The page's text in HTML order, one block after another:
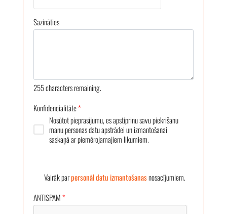
Sazināties
255characters remaining.
Konfidencialitāte*
Nosūtot pieprasījumu, es apstiprinu savu piekrišanu
manu personas datu apstrādei un izmantošanai
saskaņā ar piemērojamajiem likumiem.
Vairāk parpersonāl datu izmantošanasnosacījumiem.
ANTISPAM*